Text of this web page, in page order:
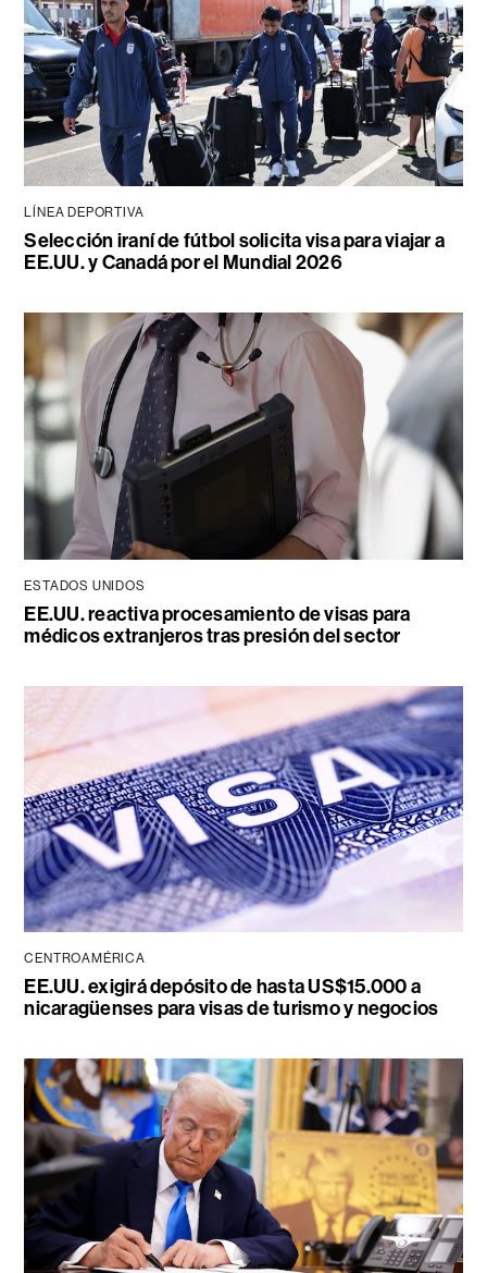
LÍNEA DEPORTIVA
Selección iraní de fútbol solicita visa para viajar a
EE.UU. y Canadá por el Mundial 2026
ESTADOS UNIDOS
EE.UU. reactiva procesamiento de visas para
médicos extranjeros tras presión del sector
CENTROAMÉRICA
EE.UU. exigirá depósito de hasta US$15.000 a
nicaragüenses para visas de turismo y negocios